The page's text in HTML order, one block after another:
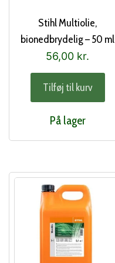
Stihl Multiolie,
bionedbrydelig – 50 ml
(0782 516 8500)
56,00 kr.
Tilføj til kurv
På lager